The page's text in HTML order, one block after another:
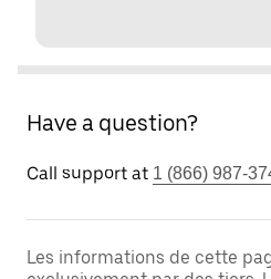
Have a question?
Call support at 1 (866) 987-
Les informations de cette